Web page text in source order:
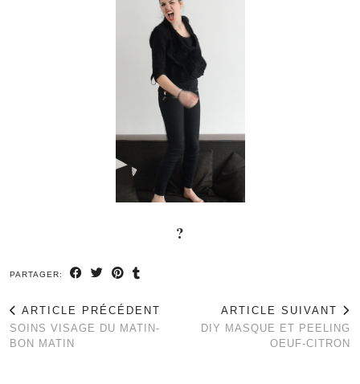
?
PARTAGER:
ARTICLE PRÉCÉDENT
SOINS VISAGE DU MATIN-
BON MATIN
ARTICLE SUIVANT
DIY MASQUE ET PEELING
OEUF-CITRON